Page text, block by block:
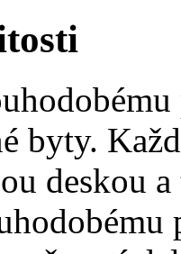
byty.
deskou